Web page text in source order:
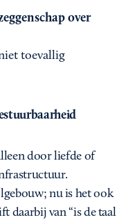
over
toevallig
door liefde of
nu is het ook
daarbij van “is de taal